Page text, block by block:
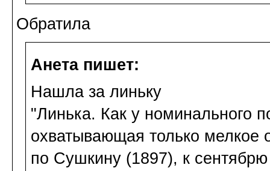
Обратила
Анета пишет:
Нашла за линьку
"Линька. Как у номинального
охватывающая только мелкое
по Сушкину (1897), к